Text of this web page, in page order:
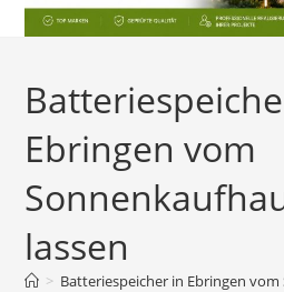
Ebringen vom
lassen
> Batteriespeicher in Ebringen vom